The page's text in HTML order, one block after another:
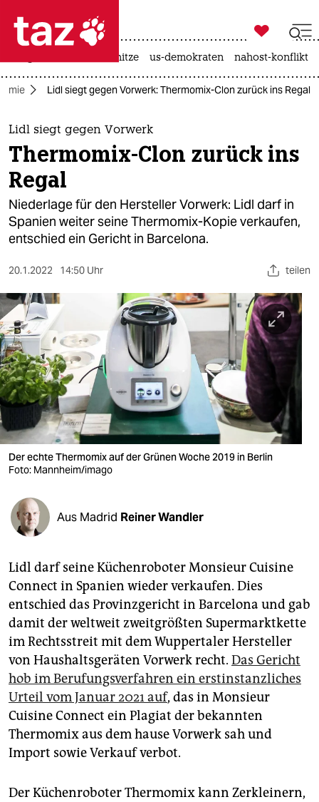
 taz zahl ich
taz zahl ich
themen
politik
öko
gesellschaft
sport
berlin
nord
wahrheit
verlag
verlag
veranstaltungen
shop
fragen & hilfe
unterstützen
abo
genossenschaft
epaper login

taz zahl ich
hitze us-demokraten nahost-konflikt
Lidl siegt gegen Vorwerk: Thermomix-Clon zurück ins Regal​
Lidl siegt gegen Vorwerk
Thermomix-Clon zurück ins
Regal​
Niederlage für den Hersteller Vorwerk: Lidl darf in
Spanien weiter seine Thermomix-Kopie verkaufen,
entschied ein Gericht in Barcelona.
20.1.2022 14:50 Uhr teilen
Der echte Thermomix auf der Grünen Woche 2019 in Berlin
Foto: Mannheim/imago
Aus Madrid Reiner Wandler
Lidl darf seine Küchenroboter Monsieur Cuisine
Connect in Spanien wieder verkaufen. Dies
entschied das Provinzgericht in Barcelona und gab
damit der weltweit zweitgrößten Supermarktkette
im Rechtsstreit mit dem Wuppertaler Hersteller
von Haushaltsgeräten Vorwerk recht. Das Gericht
hob im Berufungsverfahren ein erstinstanzliches
Urteil vom Januar 2021 auf, das in Monsieur
Cuisine Connect ein Plagiat der bekannten
Thermomix aus dem hause Vorwerk sah und
Import sowie Verkauf verbot.
Der Küchenroboter Thermomix kann Zerkleinern,